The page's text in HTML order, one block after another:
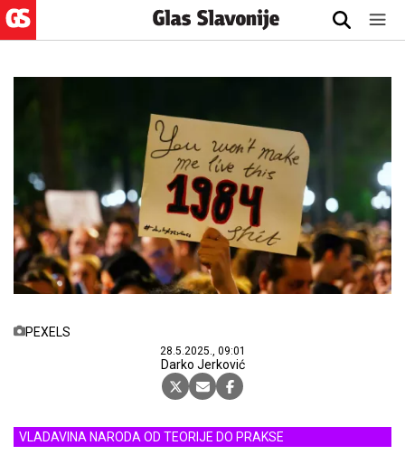
PEXELS
28.5.2025., 09:01
Darko Jerković
VLADAVINA NARODA OD TEORIJE DO PRAKSE